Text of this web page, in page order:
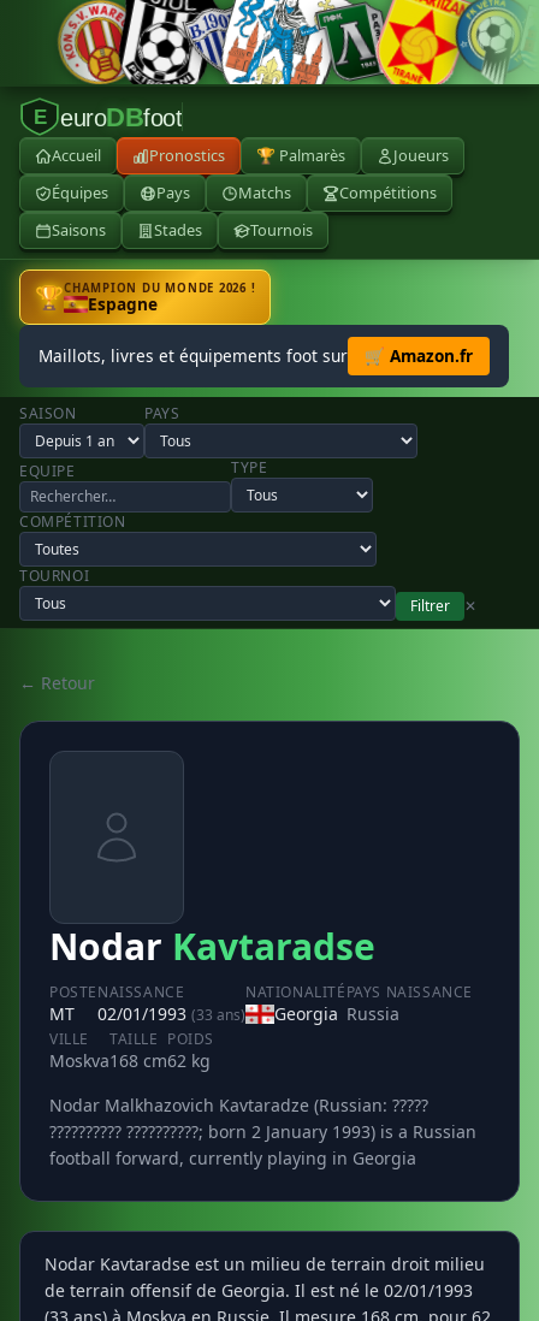
E euroDBfoot
Accueil Pronostics 🏆 Palmarès
Joueurs
Équipes
Pays Matchs
Compétitions
Saisons
Stades Tournois
🏆CHAMPION DU MONDE 2026 !
Espagne
Maillots, livres et équipements foot sur 🛒 Amazon.fr
SAISON PAYS
EQUIPE TYPE
COMPÉTITION
TOURNOI
Filtrer
✕
← Retour
Nodar Kavtaradse
POSTE
MT
NAISSANCE
02/01/1993 (33 ans)
NATIONALITÉ
Georgia
PAYS NAISSANCE
Russia
VILLE
Moskva
TAILLE
168 cm
POIDS
62 kg
Nodar Malkhazovich Kavtaradze (Russian: ?????
?????????? ??????????; born 2 January 1993) is a Russian
football forward, currently playing in Georgia
Nodar Kavtaradse est un milieu de terrain droit milieu
de terrain offensif de Georgia. Il est né le 02/01/1993